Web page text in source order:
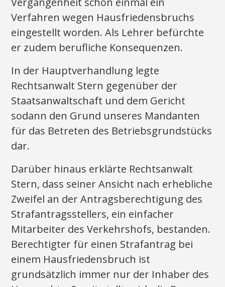
Verfahren wegen Hausfriedensbruchs
eingestellt worden. Als Lehrer befürchte
er zudem berufliche Konsequenzen.
In der Hauptverhandlung legte
Rechtsanwalt Stern gegenüber der
Staatsanwaltschaft und dem Gericht
sodann den Grund unseres Mandanten
für das Betreten des Betriebsgrundstücks
dar.
Darüber hinaus erklärte Rechtsanwalt
Stern, dass seiner Ansicht nach erhebliche
Zweifel an der Antragsberechtigung des
Strafantragsstellers, ein einfacher
Mitarbeiter des Verkehrshofs, bestanden.
Berechtigter für einen Strafantrag bei
einem Hausfriedensbruch ist
grundsätzlich immer nur der Inhaber des